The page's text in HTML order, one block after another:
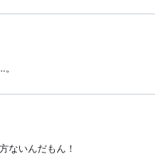
ないんだもん！